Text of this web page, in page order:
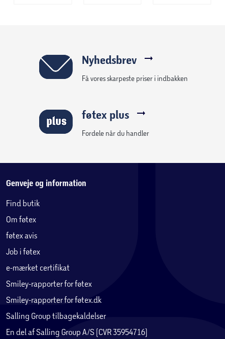
Nyhedsbrev
Få vores skarpeste priser i indbakken
føtex plus
Fordele når du handler
Genveje og information
Find butik
Om føtex
føtex avis
Job i føtex
e-mærket certifikat
Smiley-rapporter for føtex
Smiley-rapporter for føtex.dk
Salling Group tilbagekaldelser
En del af Salling Group A/S (CVR 35954716)